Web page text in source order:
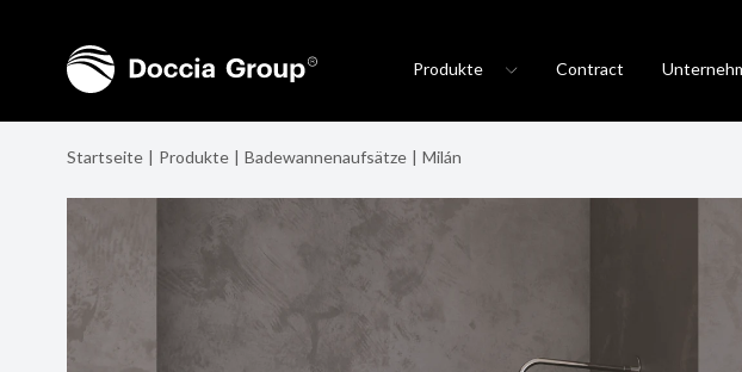
Produkte Contract
Startseite Produkte Badewannenaufsätze Milán